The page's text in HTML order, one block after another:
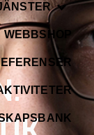
WEBBSHOP